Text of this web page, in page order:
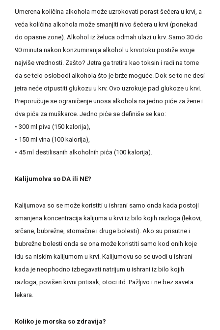
Umerena količina alkohola može uzrokovati porast šećera u krvi, a
veća količina alkohola može smanjiti nivo šećera u krvi (ponekad
do opasne zone). Alkohol iz želuca odmah ulazi u krv. Samo 30 do
90 minuta nakon konzumiranja alkohol u krvotoku postiže svoje
najviše vrednosti. Zašto? Jetra ga tretira kao toksin i radi na tome
da se telo oslobodi alkohola što je brže moguće. Dok se to ne desi
jetra neće otpustiti glukozu u krv. Ovo uzrokuje pad glukoze u krvi.
Preporučuje se ograničenje unosa alkohola na jedno piće za žene i
dva pića za muškarce. Jedno piće se definiše se kao:
• 300 ml piva (150 kalorija),
• 150 ml vina (100 kalorija),
• 45 ml destilisanih alkoholnih pića (100 kalorija).
Kalijumolva so DA ili NE?
Kalijumova so se može koristiti u ishrani samo onda kada postoji
smanjena koncentracija kalijuma u krvi iz bilo kojih razloga (lekovi,
srčane, bubrežne, stomačne i druge bolesti). Ako su prisutne i
bubrežne bolesti onda se ona može koristiti samo kod onih koje
idu sa niskim kalijumom u krvi. Kalijumovu so se uvodi u ishrani
kada je neophodno izbegavati natrijum u ishrani iz bilo kojih
razloga, povišen krvni pritisak, otoci itd. Pažljivo i ne bez saveta
lekara.
Koliko je morska so zdravija?